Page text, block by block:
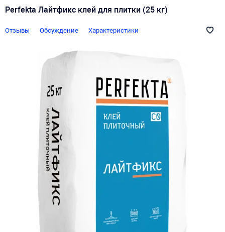
Perfekta Лайтфикс клей для плитки (25 кг)
Отзывы Обсуждение Характеристики